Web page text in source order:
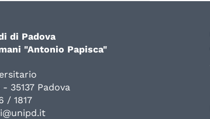
di Padova
"Antonio Papisca"
35137 Padova
/ 1817